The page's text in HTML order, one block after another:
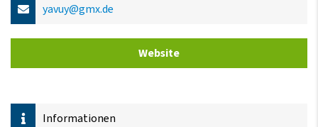
yavuy@gmx.de
Website
Informationen